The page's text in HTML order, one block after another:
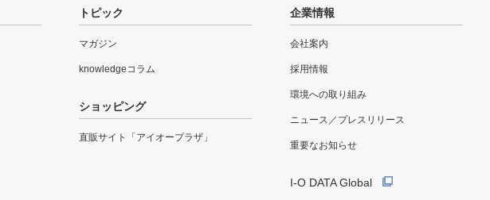
トピック
マガジン
knowledgeコラム
ショッピング
直販サイト「アイオープラザ」
企業情報
会社案内
採用情報
環境への取り組み
ニュース／プレスリリース
重要なお知らせ
I-O DATA Global